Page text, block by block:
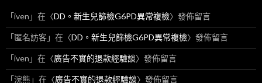
「iven 」在〈DD。新生兒篩檢G6PD異常複檢〉發佈留言
「匿名訪客」在〈DD。新生兒篩檢G6PD異常複檢〉發佈留言
「iven 」在〈廣告不實的退款經驗談〉發佈留言
「浣熊 」在〈廣告不實的退款經驗談〉發佈留言